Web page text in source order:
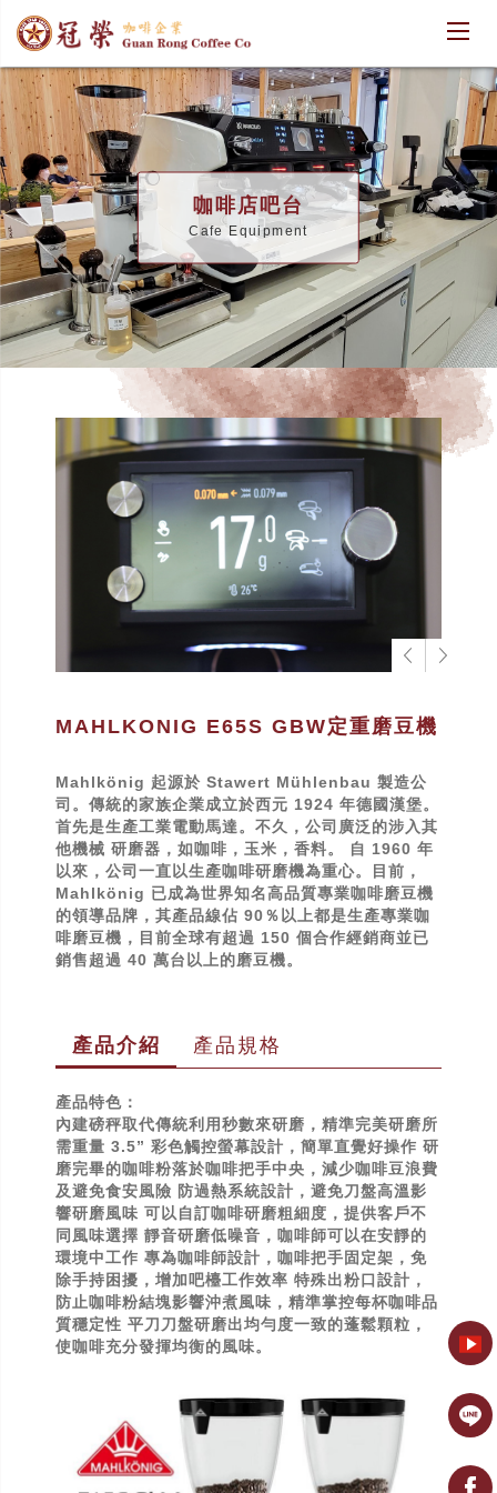
咖啡店吧台
Cafe Equipment
MAHLKONIG E65S GBW定重磨豆機
Mahlkönig 起源於 Stawert Mühlenbau 製造公
司。傳統的家族企業成立於西元 1924 年德國漢堡。
首先是生產工業電動馬達。不久，公司廣泛的涉入其
他機械 研磨器，如咖啡，玉米，香料。 自 1960 年
以來，公司一直以生產咖啡研磨機為重心。目前，
Mahlkönig 已成為世界知名高品質專業咖啡磨豆機
的領導品牌，其產品線佔 90％以上都是生產專業咖
啡磨豆機，目前全球有超過 150 個合作經銷商並已
銷售超過 40 萬台以上的磨豆機。
產品介紹 產品規格
產品特色：
內建磅秤取代傳統利用秒數來研磨，精準完美研磨所
需重量 3.5” 彩色觸控螢幕設計，簡單直覺好操作 研
磨完畢的咖啡粉落於咖啡把手中央，減少咖啡豆浪費
及避免食安風險 防過熱系統設計，避免刀盤高溫影
響研磨風味 可以自訂咖啡研磨粗細度，提供客戶不
同風味選擇 靜音研磨低噪音，咖啡師可以在安靜的
環境中工作 專為咖啡師設計，咖啡把手固定架，免
除手持困擾，增加吧檯工作效率 特殊出粉口設計，
防止咖啡粉結塊影響沖煮風味，精準掌控每杯咖啡品
質穩定性 平刀刀盤研磨出均勻度一致的蓬鬆顆粒，
使咖啡充分發揮均衡的風味​。